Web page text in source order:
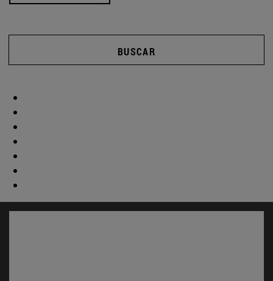
BUSCAR